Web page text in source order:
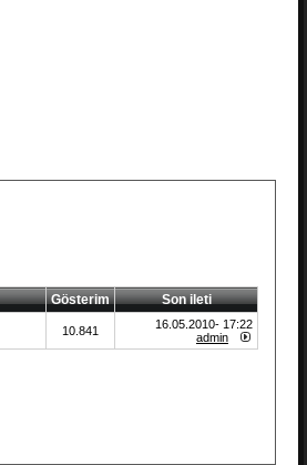
Gösterim Son ileti
10.841
16.05.2010- 17:22
admin